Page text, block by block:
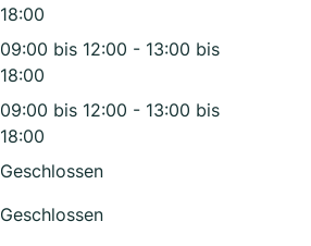
18:00
09:00 bis 12:00 - 13:00 bis
18:00
09:00 bis 12:00 - 13:00 bis
18:00
Geschlossen
Geschlossen